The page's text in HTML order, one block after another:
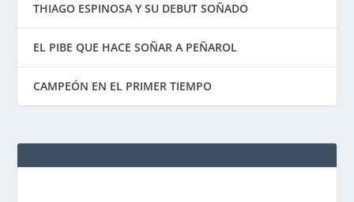
THIAGO ESPINOSA Y SU DEBUT SOÑADO
EL PIBE QUE HACE SOÑAR A PEÑAROL
CAMPEÓN EN EL PRIMER TIEMPO